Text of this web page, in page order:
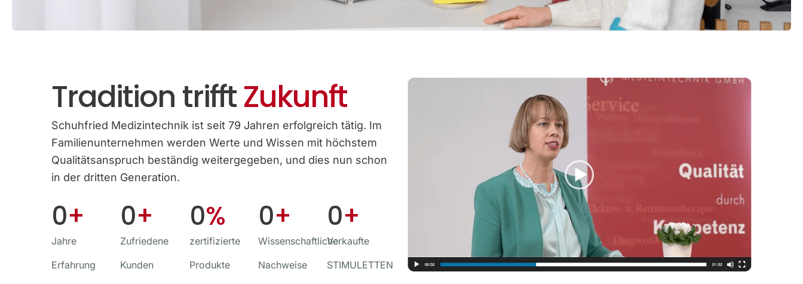
Tradition trifftZukunft
Schuhfried Medizintechnik ist seit 79 Jahren erfolgreich tätig. Im
Familien­unternehmen werden Werte und Wissen mit höchstem
Qualitäts­anspruch beständig weitergegeben, und dies nun schon
in der dritten Generation.
Jahre
Erfahrung
0+
Zufriedene
Kunden
0+
zertifizierte
Produkte
0%
Wissenschaftliche
Nachweise
0+
Verkaufte
STIMULETTEN
0+